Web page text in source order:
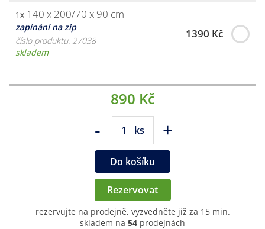
1x 140 x 200/70 x 90 cm
zapínání na zip
číslo produktu: 27038
skladem
1390 Kč
890 Kč
- ks +
Do košíku
Rezervovat
rezervujte na prodejně, vyzvedněte již za 15 min.
skladem na 54 prodejnách